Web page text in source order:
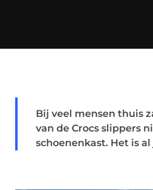
Bij veel mensen thuis
van de Crocs slippers
schoenenkast. Het is